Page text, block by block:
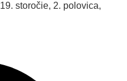
19. storočie, 2. polovica,